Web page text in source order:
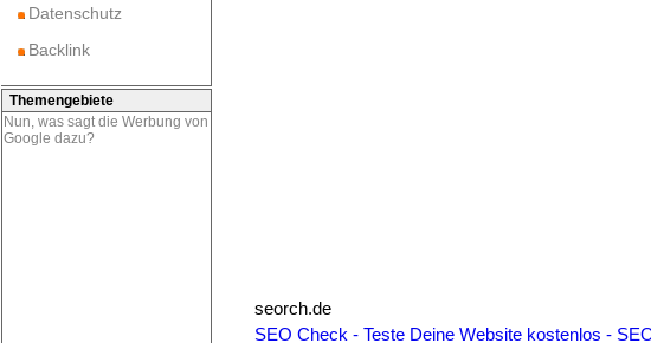
seorch.de
SEO Check - Teste Deine Website kostenlos -
Datenschutz
Backlink
Themengebiete
Nun, was sagt die Werbung von
Google dazu?